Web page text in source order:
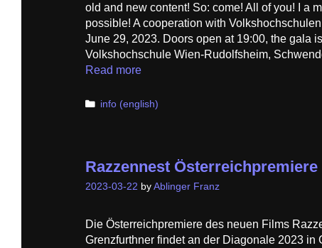
old and new content! So: come! All of you! I a
possible! A cooperation with
June 29, 2023. Doors open at 19:00, the gala
Volkshochschule Wien-Rudolfsheim,
Read more
Categories
info (english)
Razzennest Österreichpremiere
2023-03-22 by Ablinger Franz
Die Österreichpremiere des neuen Films
Grenzfurthner findet an der Diagonale 2023 in